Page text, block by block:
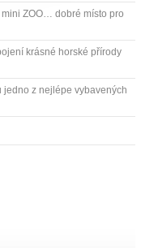
ZOO… dobré místo pro
krásné horské přírody
jedno z nejlépe vybavených